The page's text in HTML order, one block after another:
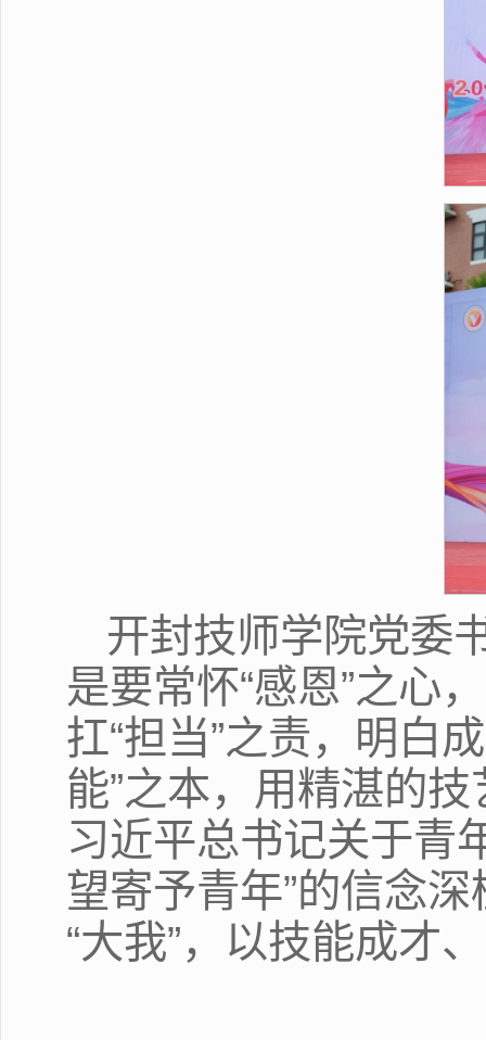
开封技师学院党委
是要常怀“感恩”之心
扛“担当”之责，明白
能”之本，用精湛的
习近平总书记关于青
望寄予青年”的信念
“大我”，以技能成才